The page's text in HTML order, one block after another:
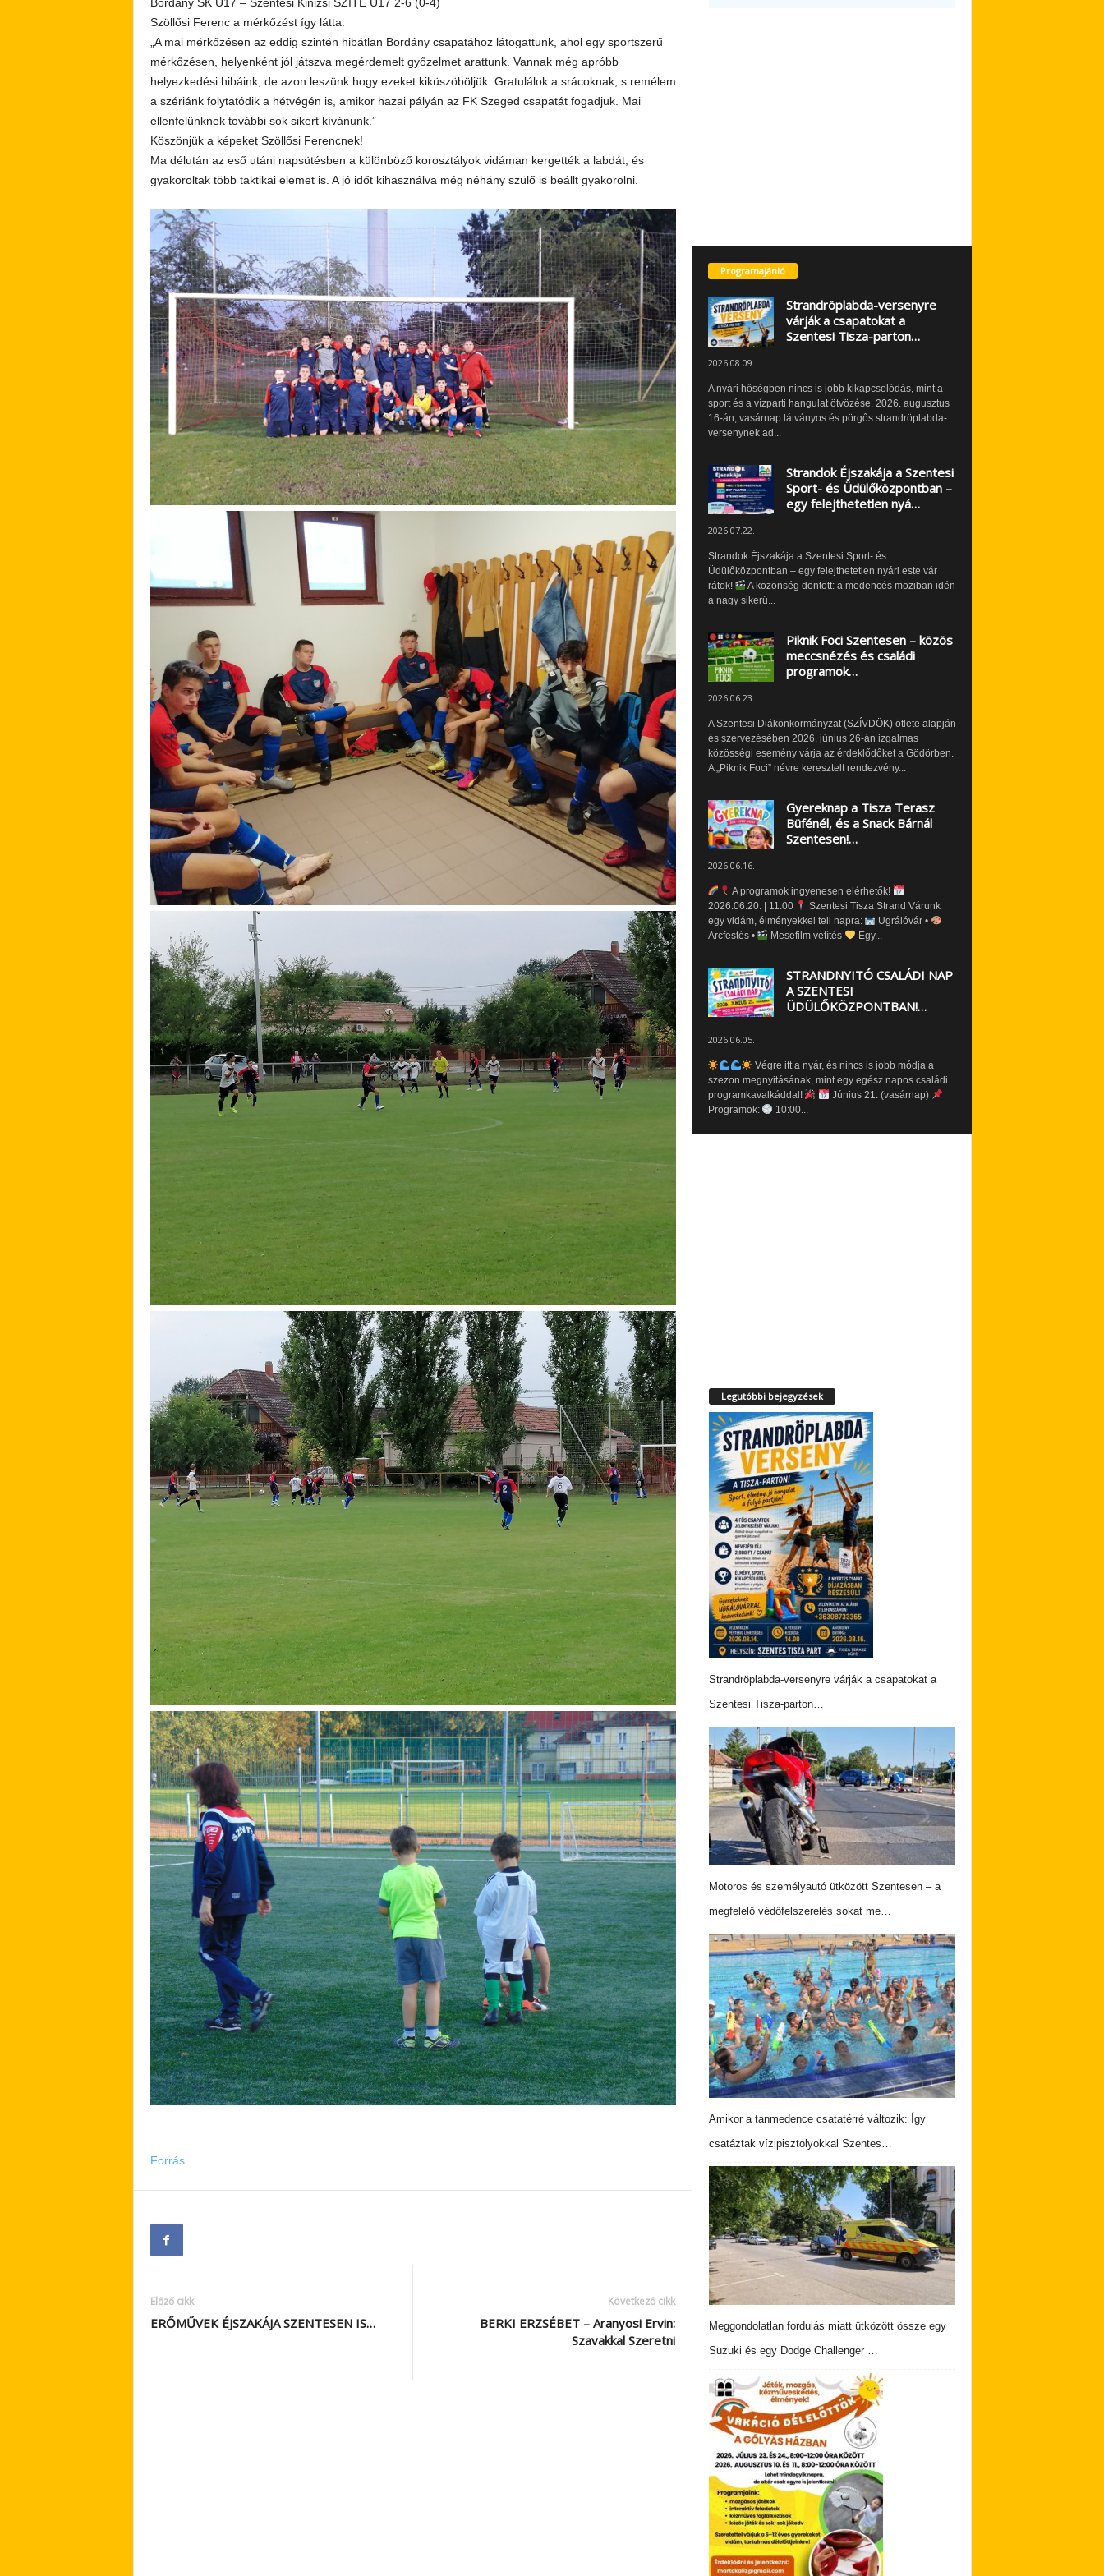
Szöllősi Ferenc a mérkőzést így látta.
„A mai mérkőzésen az eddig szintén hibátlan Bordány csapatához látogattunk, ahol egy sportszerű
mérkőzésen, helyenként jól játszva megérdemelt győzelmet arattunk. Vannak még apróbb
helyezkedési hibáink, de azon leszünk hogy ezeket kiküszöböljük. Gratulálok a srácoknak, s remélem
a szériánk folytatódik a hétvégén is, amikor hazai pályán az FK Szeged csapatát fogadjuk. Mai
ellenfelünknek további sok sikert kívánunk.”
Köszönjük a képeket Szöllősi Ferencnek!
Ma délután az eső utáni napsütésben a különböző korosztályok vidáman kergették a labdát, és
gyakoroltak több taktikai elemet is. A jó időt kihasználva még néhány szülő is beállt gyakorolni.
Forrás
Előző cikk
ERŐMŰVEK ÉJSZAKÁJA SZENTESEN IS…
Következő cikk
BERKI ERZSÉBET – Aranyosi Ervin:
Szavakkal Szeretni
Programajánló
Strandröplabda-versenyre
várják a csapatokat a
Szentesi Tisza-parton…
2026.08.09.
A nyári hőségben nincs is jobb kikapcsolódás, mint a
sport és a vízparti hangulat ötvözése. 2026. augusztus
16-án, vasárnap látványos és pörgős strandröplabda-
versenynek ad...
Strandok Éjszakája a Szentesi
Sport- és Üdülőközpontban –
egy felejthetetlen nyá…
2026.07.22.
Strandok Éjszakája a Szentesi Sport- és
Üdülőközpontban – egy felejthetetlen nyári este vár
rátok!
A közönség döntött: a medencés moziban idén
a nagy sikerű...
Piknik Foci Szentesen – közös
meccsnézés és családi
programok…
2026.06.23.
A Szentesi Diákönkormányzat (SZÍVDÖK) ötlete alapján
és szervezésében 2026. június 26-án izgalmas
közösségi esemény várja az érdeklődőket a Gödörben.
A „Piknik Foci” névre keresztelt rendezvény...
Gyereknap a Tisza Terasz
Büfénél, és a Snack Bárnál
Szentesen!…
2026.06.16.
A programok ingyenesen elérhetők!
2026.06.20. | 11:00
Szentesi Tisza Strand Várunk
egy vidám, élményekkel teli napra:
Ugrálóvár •
Arcfestés •
Mesefilm vetítés Egy...
STRANDNYITÓ CSALÁDI NAP
A SZENTESI
ÜDÜLŐKÖZPONTBAN!…
2026.06.05.
Végre itt a nyár, és nincs is jobb módja a
szezon megnyitásának, mint egy egész napos családi
programkavalkáddal!
Június 21. (vasárnap)
Programok:
10:00...
Legutóbbi bejegyzések
Strandröplabda-versenyre várják a csapatokat a
Szentesi Tisza-parton…
Motoros és személyautó ütközött Szentesen – a
megfelelő védőfelszerelés sokat me…
Amikor a tanmedence csatatérré változik: Így
csatáztak vízipisztolyokkal Szentes…
Meggondolatlan fordulás miatt ütközött össze egy
Suzuki és egy Dodge Challenger …